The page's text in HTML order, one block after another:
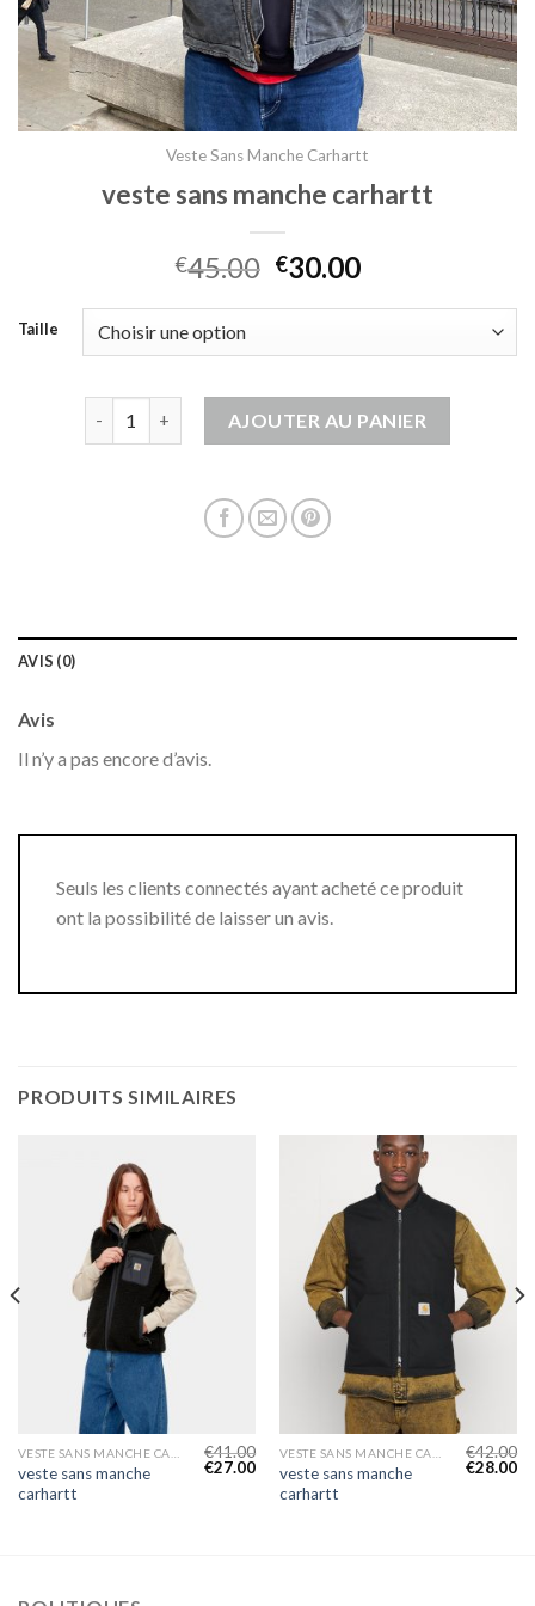
Veste Sans Manche Carhartt
veste sans manche carhartt
€45.00 €30.00
Taille
AJOUTER AU PANIER
AVIS (0)
Avis
Il n’y a pas encore d’avis.
Seuls les clients connectés ayant acheté ce produit
ont la possibilité de laisser un avis.
PRODUITS SIMILAIRES
veste sans manche
carhartt
€41.00
€27.00
veste sans manche
carhartt
€42.00
€28.00